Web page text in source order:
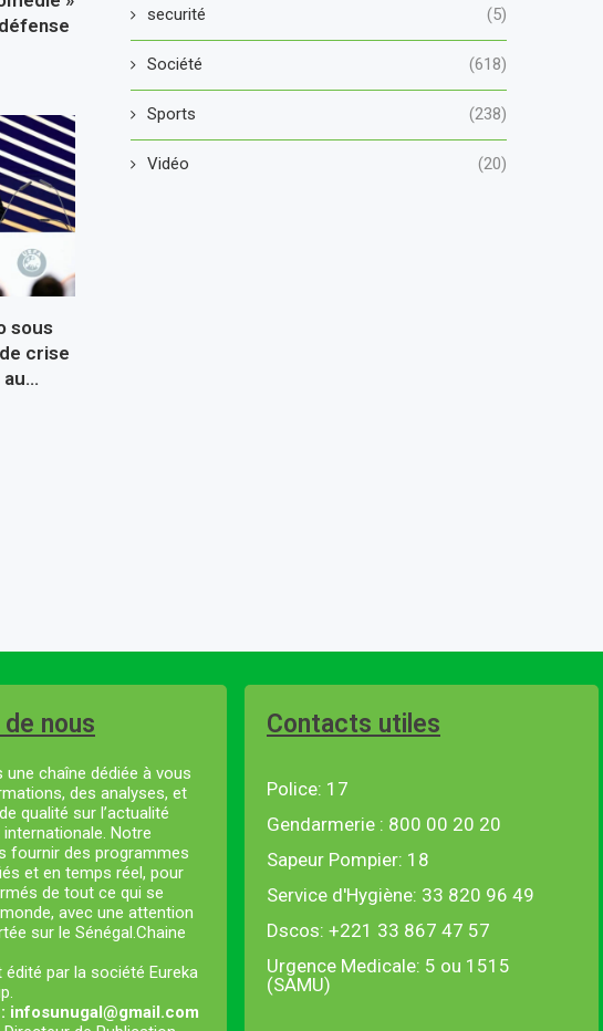
sous
crise
securité (5)
Société (618)
Sports (238)
Vidéo (20)
nous
chaîne dédiée à vous
des analyses, et
qualité sur l’actualité
Notre
fournir des programmes
et en temps réel, pour
de tout ce qui se
avec une attention
sur le Sénégal.Chaine
édité par la société Eureka
: infosunugal@gmail.com
Contacts utiles
Police: 17
Gendarmerie : 800 00 20 20
Sapeur Pompier: 18
Service d'Hygiène: 33 820 96 49
Dscos: +221 33 867 47 57
Urgence Medicale: 5 ou 1515
(SAMU)